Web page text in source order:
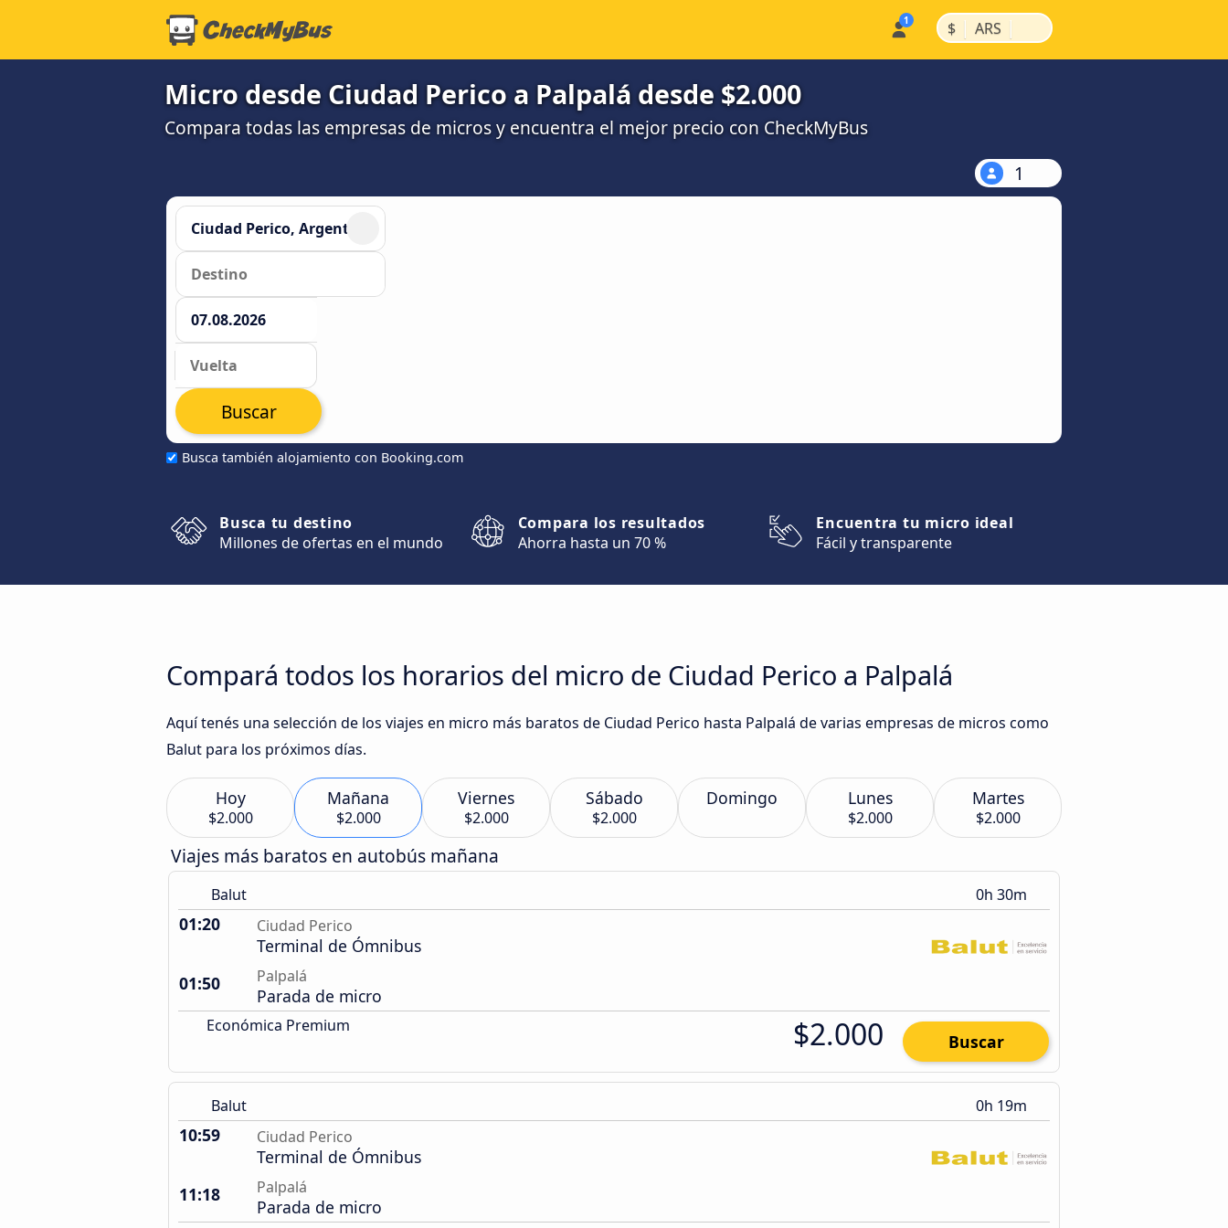
$ | ARS |
Micro desde Ciudad Perico a Palpalá desde $2.000
Compara todas las empresas de micros y encuentra el mejor precio con CheckMyBus
1
Busca también alojamiento con Booking.com
Buscar
Busca tu destino
Millones de ofertas en el mundo
Compara los resultados
Ahorra hasta un 70 %
Encuentra tu micro ideal
Fácil y transparente
Compará todos los horarios del micro de Ciudad Perico a Palpalá
Aquí tenés una selección de los viajes en micro más baratos de Ciudad Perico hasta Palpalá de varias empresas de micros como
Balut para los próximos días.
Hoy
$2.000
Mañana
$2.000
Viernes
$2.000
Sábado
$2.000
Domingo Lunes
$2.000
Martes
$2.000
Viajes más baratos en autobús mañana
Balut 0h 30m
01:20 Ciudad Perico
Terminal de Ómnibus
01:50
Palpalá
Parada de micro
Económica Premium $2.000 Buscar
Balut 0h 19m
10:59 Ciudad Perico
Terminal de Ómnibus
11:18
Palpalá
Parada de micro